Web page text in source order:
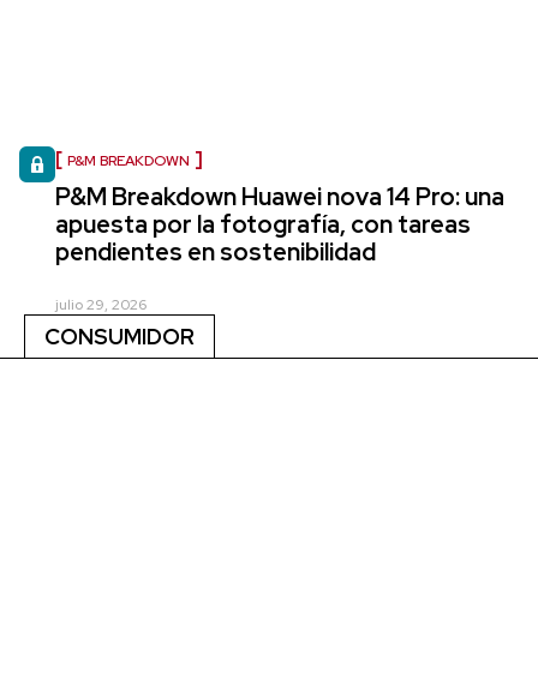
P&M BREAKDOWN
P&M Breakdown Huawei nova 14 Pro: una
apuesta por la fotografía, con tareas
pendientes en sostenibilidad
julio 29, 2026
CONSUMIDOR